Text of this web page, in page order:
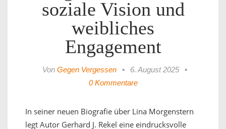
soziale Vision und
weibliches
Engagement
Von Gegen Vergessen • 6. August 2025
•
0 Kommentare
In seiner neuen Biografie über Lina Morgenstern
legt Autor Gerhard J. Rekel eine eindrucksvolle